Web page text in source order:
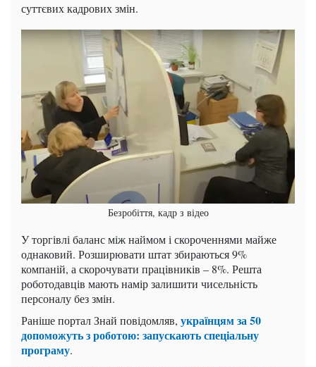
суттєвих кадрових змін.
Безробіття, кадр з відео
У торгівлі баланс між наймом і скороченнями майже
однаковий. Розширювати штат збираються 9%
компаній, а скорочувати працівників – 8%. Решта
роботодавців мають намір залишити чисельність
персоналу без змін.
Раніше портал Знай повідомляв, українцям за 50
допоможуть з роботою: запускають спеціальну
програму.